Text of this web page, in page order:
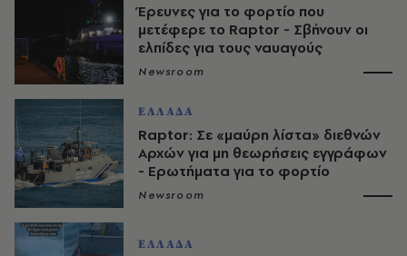
Έρευνες για το φορτίο που
μετέφερε το Raptor - Σβήνουν οι
ελπίδες για τους ναυαγούς
Newsroom
ΕΛΛΑΔΑ
Raptor: Σε «μαύρη λίστα» διεθνών
Αρχών για μη θεωρήσεις εγγράφων
- Ερωτήματα για το φορτίο
Newsroom
ΕΛΛΑΔΑ